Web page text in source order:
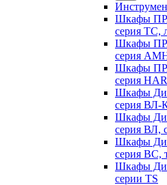
Шкафы
серия TC,
Шкафы
серия
Шкафы
серия
Шкафы
cерия ВЛ-
Шкафы
серия ВЛ,
Шкафы
серия ВС,
Шкафы
серии TS